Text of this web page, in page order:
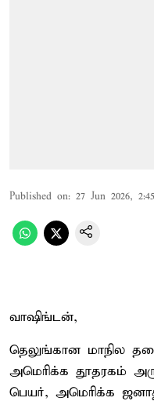
Published on: 27 Jun 2026,
வாஷிங்டன்,
தெலுங்கான மாநில
அமெரிக்க தூதரகம்
பெயர், அமெரிக்க